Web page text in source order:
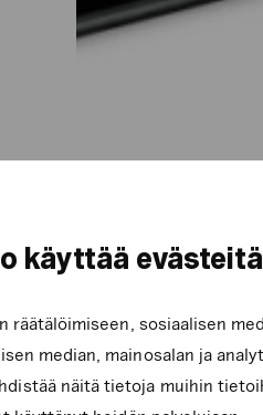
käyttää evästeitä
räätälöimiseen, sosiaalisen
median, mainosalan ja
näitä tietoja muihin